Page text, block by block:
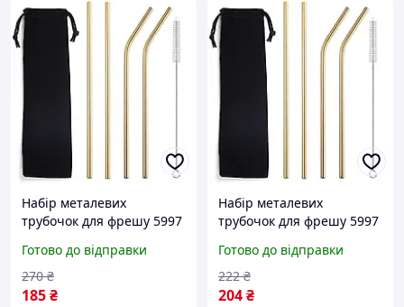
Набір металевих
трубочок для фрешу 5997
4259096
Готово до відправки
185₴
270 ₴
Набір металевих
трубочок для фрешу 5997
Готово до відправки
204₴
222 ₴